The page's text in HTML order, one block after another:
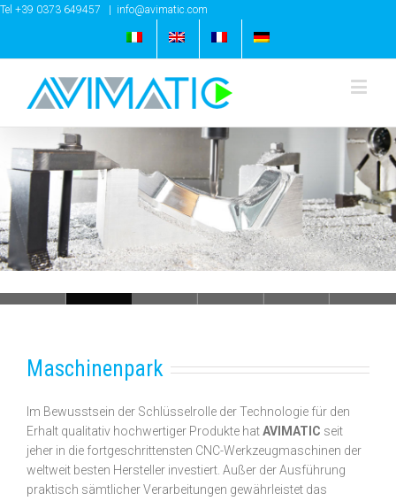
Tel +39 0373 649457 info@avimatic.com
Loading...
Maschinenpark
Im Bewusstsein der Schlüsselrolle der Technologie für den
Erhalt qualitativ hochwertiger Produkte hatAVIMATIC seit
jeher in die fortgeschrittensten CNC-Werkzeugmaschinen der
weltweit besten Hersteller investiert. Außer der Ausführung
praktisch sämtlicher Verarbeitungen gewährleistet das